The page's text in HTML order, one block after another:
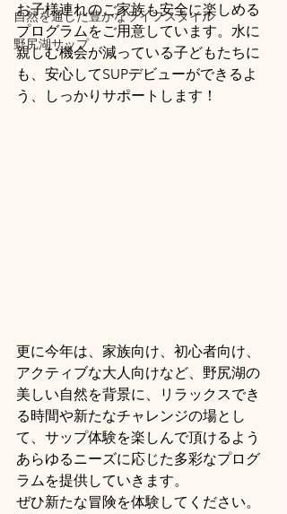
自然を通した豊かなライフスタイル
野尻湖サップ
お子様連れのご家族も安全に楽しめる
プログラムをご用意しています。水に
親しむ機会が減っている子どもたちに
も、安心してSUPデビューができるよ
う、しっかりサポートします！
更に今年は、家族向け、初心者向け、
アクティブな大人向けなど、野尻湖の
美しい自然を背景に、リラックスでき
る時間や新たなチャレンジの場とし
て、サップ体験を楽しんで頂けるよう
あらゆるニーズに応じた多彩なプログ
ラムを提供していきます。
ぜひ新たな冒険を体験してください。